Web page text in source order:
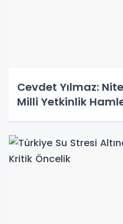
Cevdet Yılmaz:
Milli Yetkinlik